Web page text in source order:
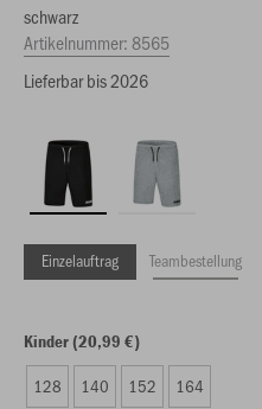
schwarz
Artikelnummer:8565
Lieferbar bis 2026
Einzelauftrag Teambestellung
Kinder (20,99 €)
128 140 152 164